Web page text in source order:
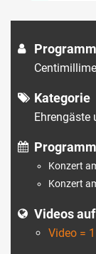
Kategorie
Ehrengäste
Konzert
Konzert
Videos
Video = 1